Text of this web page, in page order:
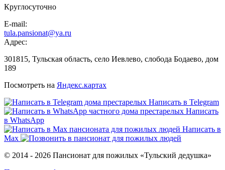
Круглосуточно
E-mail:
tula.pansionat@ya.ru
Адрес:
301815, Тульская область, село Иевлево, слобода Бодаево, дом
189
Посмотреть на Яндекс.картах
Написать в Telegram
Написать
в WhatsApp
Написать в
Max
© 2014 - 2026 Пансионат для пожилых «Тульский дедушка»